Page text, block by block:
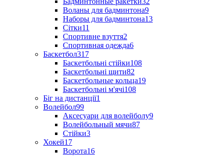
Воланы для бадминтона9
Наборы для бадминтона13
Сітки11
Спортивне взуття2
Спортивная одежда6
Баскетбол317
Баскетбольні стійки108
Баскетбольні щити82
Баскетбольные кольца19
Баскетбольні м'ячі108
Біг на дистанції1
Волейбол99
Аксесуари для волейболу9
Волейбольный мячи87
Стійки3
Хокей17
Ворота16